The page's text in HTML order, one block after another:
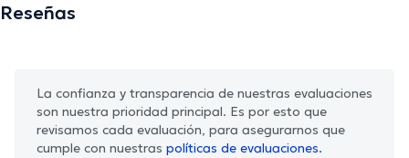
Reseñas
La confianza y transparencia de nuestras evaluaciones
son nuestra prioridad principal. Es por esto que
revisamos cada evaluación, para asegurarnos que
cumple con nuestras políticas de evaluaciones.